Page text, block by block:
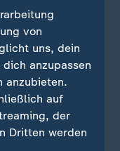
Pause
- mit dem
Spanien. Mikel
von Pedri
von
uns, dein
anzupassen
anzubieten.
auf
der
Dritten werden